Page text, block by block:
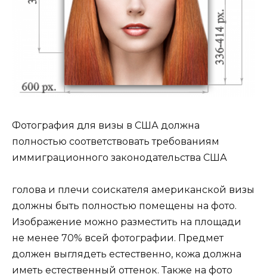
Фотография для визы в США должна
полностью соответствовать требованиям
иммиграционного законодательства США
голова и плечи соискателя американской визы
должны быть полностью помещены на фото.
Изображение можно разместить на площади
не менее 70% всей фотографии. Предмет
должен выглядеть естественно, кожа должна
иметь естественный оттенок. Также на фото